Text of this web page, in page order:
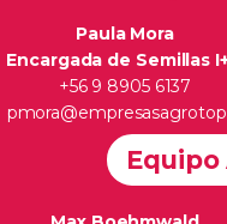
Paula Mora
Encargada de Semillas
+56 9 8905 6137